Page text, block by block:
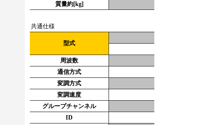
質量約[kg]
共通仕様
型式
周波数
通信方式
変調方式
変調速度
グループチャンネル
ID